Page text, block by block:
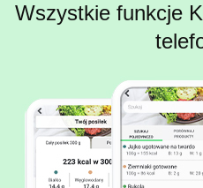
Wszystkie funkcje